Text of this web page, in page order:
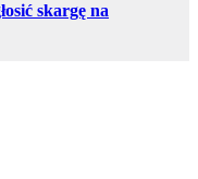
skargę na